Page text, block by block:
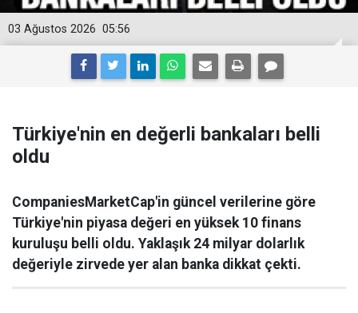
05:56
03 Ağustos 2026
Türkiye'nin en değerli bankaları belli
oldu
CompaniesMarketCap'in güncel verilerine göre
Türkiye'nin piyasa değeri en yüksek 10 finans
kuruluşu belli oldu. Yaklaşık 24 milyar dolarlık
değeriyle zirvede yer alan banka dikkat çekti.